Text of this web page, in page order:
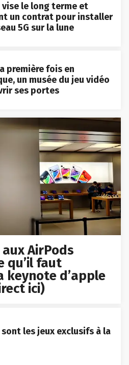
vise le long terme et
un contrat pour installer
5G sur la lune
première fois en
un musée du jeu vidéo
ses portes
aux AirPods
qu’il faut
keynote d’apple
ici)
sont les jeux exclusifs à la